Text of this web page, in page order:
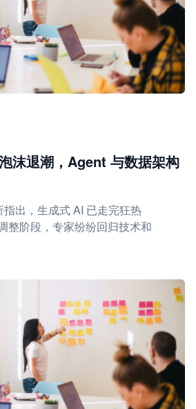
沫退潮，Agent 与数据架构
出，生成式 AI 已走完狂热
整阶段，专家纷纷回归技术和